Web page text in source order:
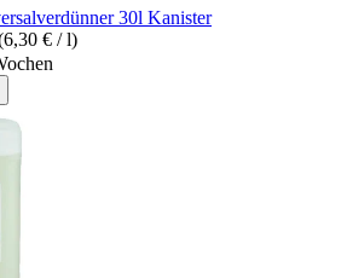
30l Kanister
€ / l)